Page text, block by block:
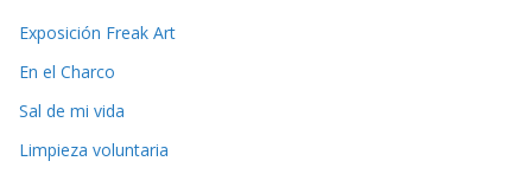
Exposición Freak Art
En el Charco
Sal de mi vida
Limpieza voluntaria